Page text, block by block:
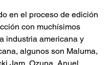
en el proceso de edición
con muchísimos
industria americana y
algunos son Maluma,